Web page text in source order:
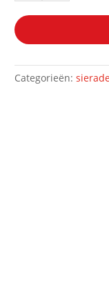
maat
19,5
39351
aantal
Categorieën: